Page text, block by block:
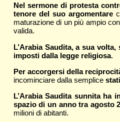
Nel sermone di protesta
tenore del suo argomentare
maturazione di un più ampio
valida.
L’Arabia Saudita, a sua
imposti dalla legge religiosa.
Per accorgersi della
incominciare dalla semplice
L’Arabia Saudita sunnita ha
spazio di un anno tra agosto
milioni di abitanti.